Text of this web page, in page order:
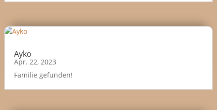
Ayko
Apr. 22, 2023
Familie gefunden!